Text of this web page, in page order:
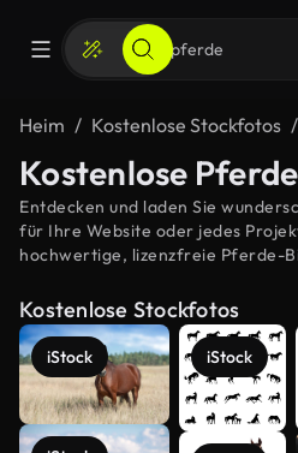
Heim Kostenlose Stockfotos
Kostenlose
Entdecken und laden Sie
für Ihre Website oder jedes
hochwertige, lizenzfreie Pferde-
Kostenlose Stockfotos
iStock iStock